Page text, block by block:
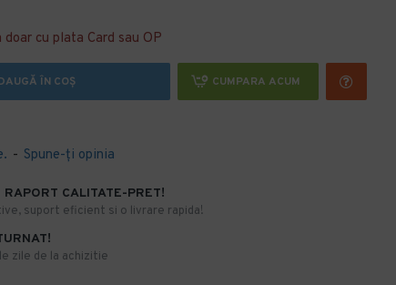
- Spune-ţi opinia
cu plata Card sau OP
ÎN COŞ CUMPARA ACUM
CALITATE-PRET!
suport eficient si o livrare rapida!
zile de la achizitie